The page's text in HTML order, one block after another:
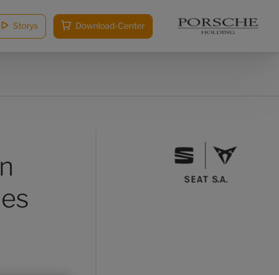
Storys Download-Center